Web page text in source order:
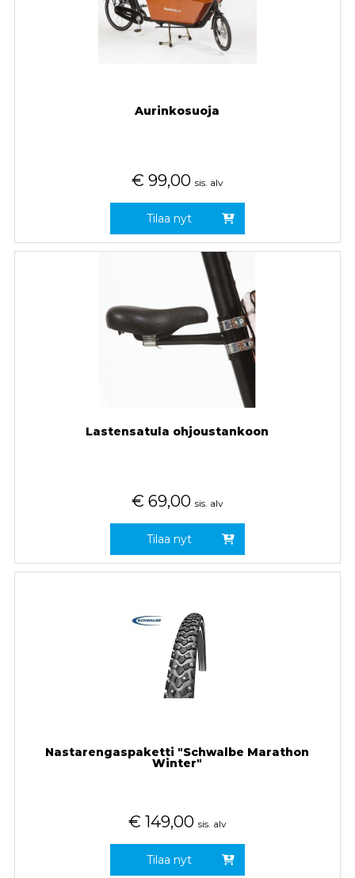
Aurinkosuoja
€ 99,00 sis. alv
Tilaa nyt
Lastensatula ohjoustankoon
€ 69,00 sis. alv
Tilaa nyt
Nastarengaspaketti "Schwalbe Marathon
Winter"
€ 149,00 sis. alv
Tilaa nyt